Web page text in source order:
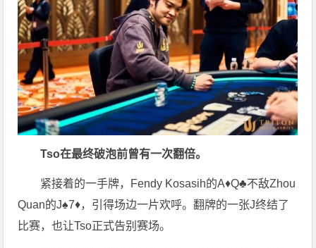
Tso在最终破泡前曾有一次翻倍。
紧接着的一手牌，Fendy Kosasih的A♦Q♣不敌Zhou
Quan的J♠7♦，引得场边一片欢呼。翻牌的一张J终结了
比赛，也让Tso正式告别赛场。